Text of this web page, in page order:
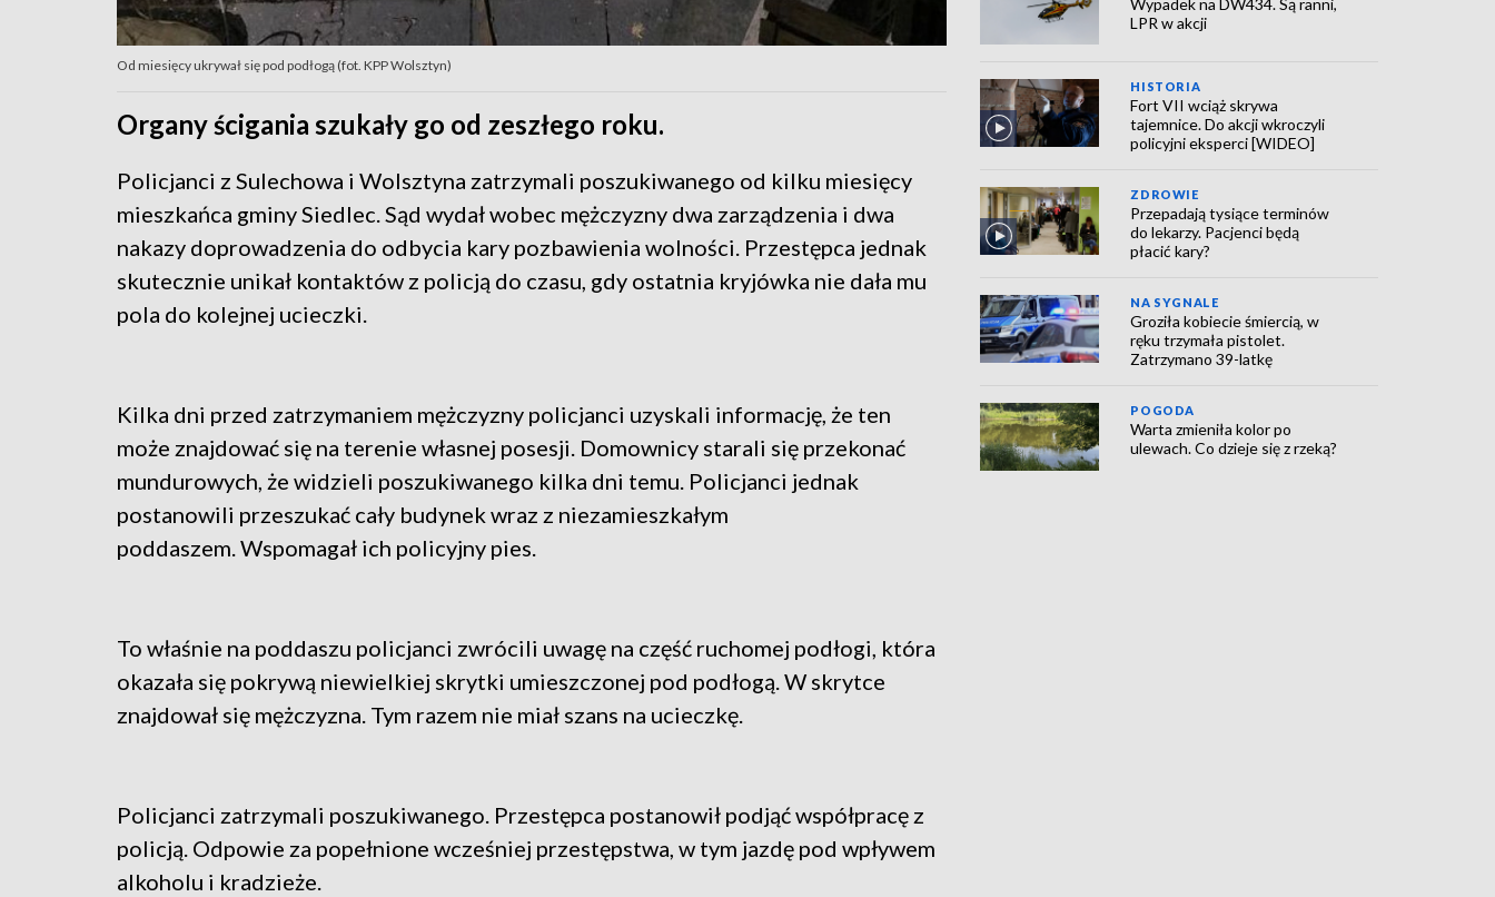
Od miesięcy ukrywał się pod podłogą (fot. KPP Wolsztyn)
Organy ścigania szukały go od zeszłego roku.
Policjanci z Sulechowa i Wolsztyna zatrzymali poszukiwanego od kilku miesięcy
mieszkańca gminy Siedlec. Sąd wydał wobec mężczyzny dwa zarządzenia i dwa
nakazy doprowadzenia do odbycia kary pozbawienia wolności. Przestępca jednak
skutecznie unikał kontaktów z policją do czasu, gdy ostatnia kryjówka nie dała mu
pola do kolejnej ucieczki.
Kilka dni przed zatrzymaniem mężczyzny policjanci uzyskali informację, że ten
może znajdować się na terenie własnej posesji. Domownicy starali się przekonać
mundurowych, że widzieli poszukiwanego kilka dni temu. Policjanci jednak
postanowili przeszukać cały budynek wraz z niezamieszkałym
poddaszem. Wspomagał ich policyjny pies.
To właśnie na poddaszu policjanci zwrócili uwagę na część ruchomej podłogi, która
okazała się pokrywą niewielkiej skrytki umieszczonej pod podłogą. W skrytce
znajdował się mężczyzna. Tym razem nie miał szans na ucieczkę.
Policjanci zatrzymali poszukiwanego. Przestępca postanowił podjąć współpracę z
policją. Odpowie za popełnione wcześniej przestępstwa, w tym jazdę pod wpływem
alkoholu i kradzieże.
LPR w akcji
HISTORIA
Fort VII wciąż skrywa
tajemnice. Do akcji wkroczyli
policyjni eksperci [WIDEO]
ZDROWIE
Przepadają tysiące terminów
do lekarzy. Pacjenci będą
płacić kary?
NA SYGNALE
Groziła kobiecie śmiercią, w
ręku trzymała pistolet.
Zatrzymano 39-latkę
POGODA
Warta zmieniła kolor po
ulewach. Co dzieje się z rzeką?